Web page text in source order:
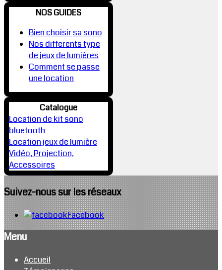
NOS GUIDES
Bien choisir sa sono
Nos differents type
de jeux de lumières
Comment se passe
une location
Catalogue
Location de kit sono
bluetooth
Location jeux de lumière
Vidéo, Projection,
Accessoires
Suivez-nous sur les réseaux
Facebook
Menu
Accueil